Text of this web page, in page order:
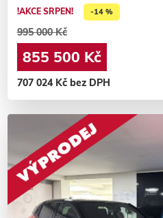
!AKCE SRPEN! -14 %
995 000 Kč
855 500 Kč
707 024 Kč bez DPH